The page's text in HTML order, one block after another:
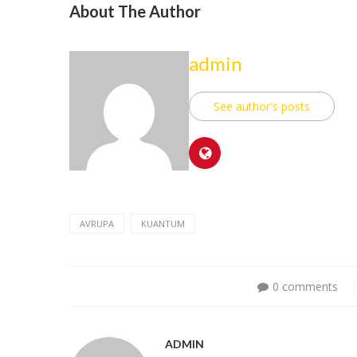
About The Author
admin
See author's posts
AVRUPA KUANTUM
0 comments
ADMIN